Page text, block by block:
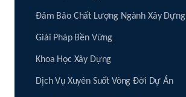
Đảm Bảo Chất Lượng Ngành Xây Dựng
Giải Pháp Bền Vững
Khoa Học Xây Dựng
Dịch Vụ Xuyên Suốt Vòng Đời Dự Án